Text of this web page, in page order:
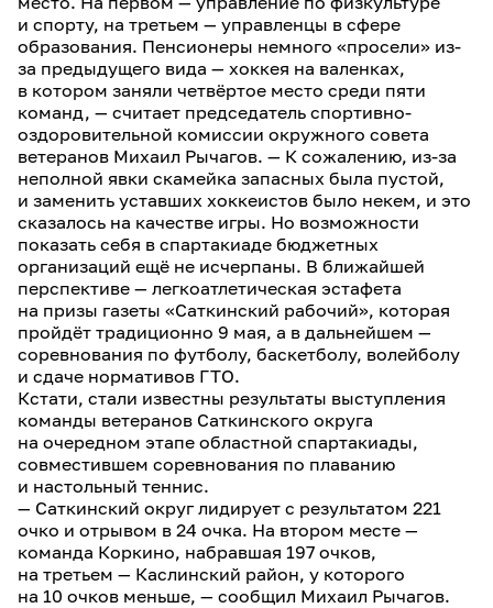
и спорту, на третьем — управленцы в сфере
образования. Пенсионеры немного «просели» из-
за предыдущего вида — хоккея на валенках,
в котором заняли четвёртое место среди пяти
команд, — считает председатель спортивно-
оздоровительной комиссии окружного совета
ветеранов Михаил Рычагов. — К сожалению, из-за
неполной явки скамейка запасных была пустой,
и заменить уставших хоккеистов было некем, и это
сказалось на качестве игры. Но возможности
показать себя в спартакиаде бюджетных
организаций ещё не исчерпаны. В ближайшей
перспективе — легкоатлетическая эстафета
на призы газеты «Саткинский рабочий», которая
пройдёт традиционно 9 мая, а в дальнейшем —
соревнования по футболу, баскетболу, волейболу
и сдаче нормативов ГТО.
Кстати, стали известны результаты выступления
команды ветеранов Саткинского округа
на очередном этапе областной спартакиады,
совместившем соревнования по плаванию
и настольный теннис.
— Саткинский округ лидирует с результатом 221
очко и отрывом в 24 очка. На втором месте —
команда Коркино, набравшая 197 очков,
на третьем — Каслинский район, у которого
на 10 очков меньше, — сообщил Михаил Рычагов.